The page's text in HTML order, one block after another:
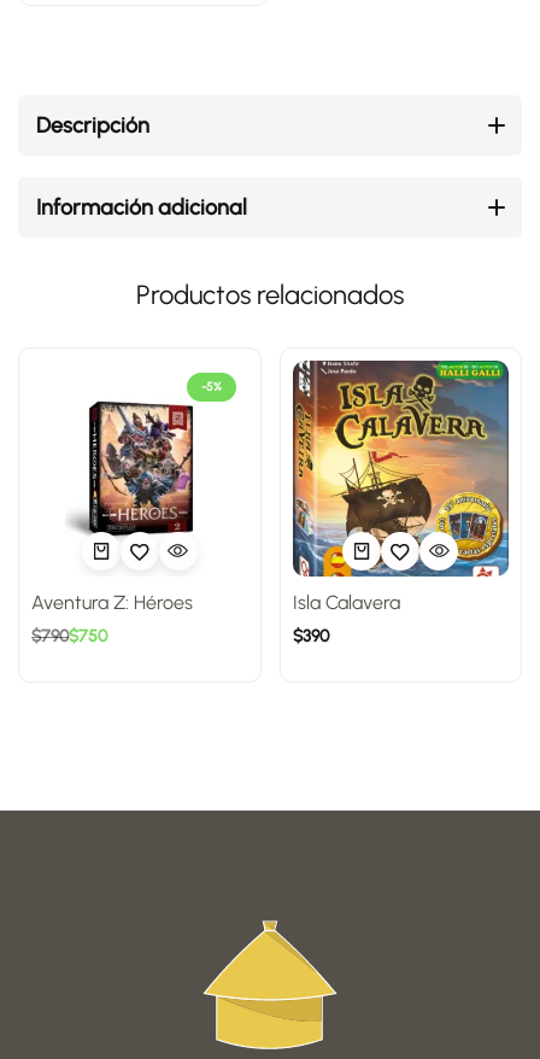
Descripción
Información adicional
Productos relacionados
-5%
Aventura Z: Héroes
$790$750
Isla Calavera
$390